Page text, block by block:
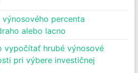
percenta
alebo lacno
vypočítať hrubé výnosové
pri výbere investičnej